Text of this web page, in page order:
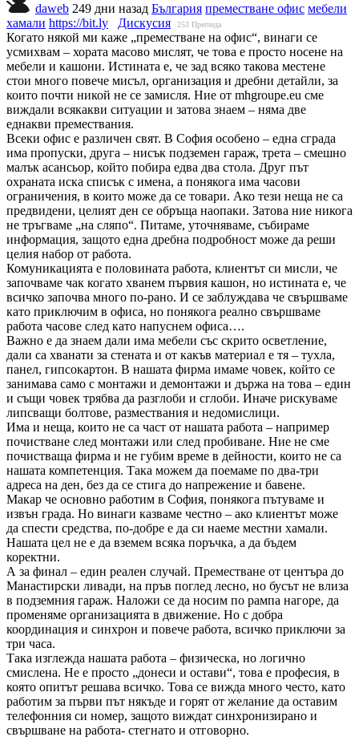
daweb 249 дни назад България преместване офис мебели
хамали https://bit.ly Дискусия 253 Прегледа
Когато някой ми каже „преместване на офис“, винаги се
усмихвам – хората масово мислят, че това е просто носене на
мебели и кашони. Истината е, че зад всяко такова местене
стои много повече мисъл, организация и дребни детайли, за
които почти никой не се замисля. Ние от mhgroupe.eu сме
виждали всякакви ситуации и затова знаем – няма две
еднакви премествания.
Всеки офис е различен свят. В София особено – една сграда
има пропуски, друга – нисък подземен гараж, трета – смешно
малък асансьор, който побира едва два стола. Друг път
охраната иска списък с имена, а понякога има часови
ограничения, в които може да се товари. Ако тези неща не са
предвидени, целият ден се обръща наопаки. Затова ние никога
не тръгваме „на сляпо“. Питаме, уточняваме, събираме
информация, защото една дребна подробност може да реши
целия набор от работа.
Комуникацията е половината работа, клиентът си мисли, че
започваме чак когато хванем първия кашон, но истината е, че
всичко започва много по-рано. И се заблуждава че свършваме
като приключим в офиса, но понякога реално свършваме
работа часове след като напуснем офиса….
Важно е да знаем дали има мебели със скрито осветление,
дали са хванати за стената и от какъв материал е тя – тухла,
панел, гипсокартон. В нашата фирма имаме човек, който се
занимава само с монтажи и демонтажи и държа на това – един
и същи човек трябва да разглоби и сглоби. Иначе рискуваме
липсващи болтове, размествания и недомислици.
Има и неща, които не са част от нашата работа – например
почистване след монтажи или след пробиване. Ние не сме
почистваща фирма и не губим време в дейности, които не са
нашата компетенция. Така можем да поемаме по два-три
адреса на ден, без да се стига до напрежение и бавене.
Макар че основно работим в София, понякога пътуваме и
извън града. Но винаги казваме честно – ако клиентът може
да спести средства, по-добре е да си наеме местни хамали.
Нашата цел не е да вземем всяка поръчка, а да бъдем
коректни.
А за финал – един реален случай. Преместване от центъра до
Манастирски ливади, на пръв поглед лесно, но бусът не влиза
в подземния гараж. Наложи се да носим по рампа нагоре, да
променяме организацията в движение. Но с добра
координация и синхрон и повече работа, всичко приключи за
три часа.
Така изглежда нашата работа – физическа, но логично
смислена. Не е просто „донеси и остави“, това е професия, в
която опитът решава всичко. Това се вижда много често, като
работим за първи път някъде и горят от желание да оставим
телефонния си номер, защото виждат синхронизирано и
свършване на работа- стегнато и отговорно.